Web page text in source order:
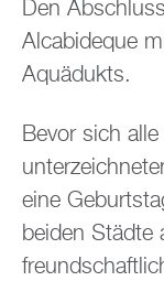
Den
Alcabideque
Aquädukts.
Bevor sich
eine
beiden Städte